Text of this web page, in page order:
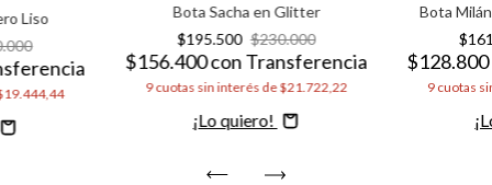
Liso
Bota Sacha en Glitter
$195.500 $230.000
$156.400conTransferencia
9 cuotas sin interés de$21.722,22
Comprar
Bota
$128.800
9 cuotas